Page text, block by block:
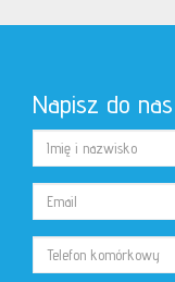
Napisz do nas